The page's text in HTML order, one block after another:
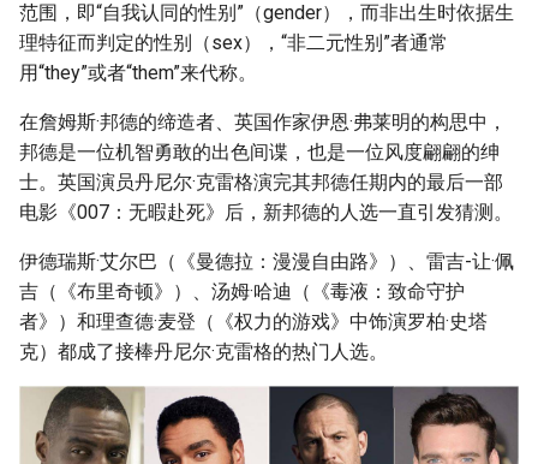
范围，即“自我认同的性别”（gender），而非出生时依据生
理特征而判定的性别（sex），“非二元性别”者通常
用“they”或者“them”来代称。
在詹姆斯·邦德的缔造者、英国作家伊恩·弗莱明的构思中，
邦德是一位机智勇敢的出色间谍，也是一位风度翩翩的绅
士。英国演员丹尼尔·克雷格演完其邦德任期内的最后一部
电影《007：无暇赴死》后，新邦德的人选一直引发猜测。
伊德瑞斯·艾尔巴（《曼德拉：漫漫自由路》）、雷吉-让·佩
吉（《布里奇顿》）、汤姆·哈迪（《毒液：致命守护
者》）和理查德·麦登（《权力的游戏》中饰演罗柏·史塔
克）都成了接棒丹尼尔·克雷格的热门人选。